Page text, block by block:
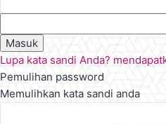
Lupa kata sandi Anda?
Pemulihan password
Memulihkan kata sandi anda